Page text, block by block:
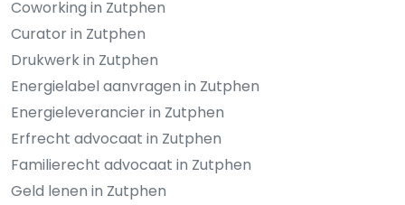
Coworking in Zutphen
Curator in Zutphen
Drukwerk in Zutphen
Energielabel aanvragen in Zutphen
Energieleverancier in Zutphen
Erfrecht advocaat in Zutphen
Familierecht advocaat in Zutphen
Geld lenen in Zutphen